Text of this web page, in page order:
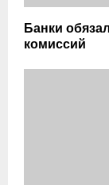
Банки
комиссий